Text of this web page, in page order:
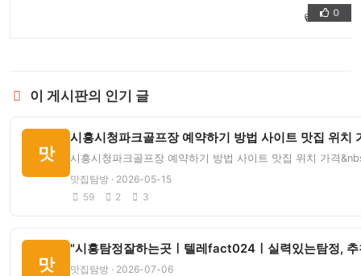
👍 ❤️
0
이 게시판의 인기 글
맛
시흥시청파크골프장 예약하기 방법 사이트 맛집 위치
시흥시청파크골프장 예약하기 방법 사이트 맛집 위치 가격
맛집탐방 · 2026-05-15
59
2 3
맛
"시흥탐정잘하는곳ㅣ텔레fact024ㅣ실력있는탐정,
맛집탐방 · 2026-07-06